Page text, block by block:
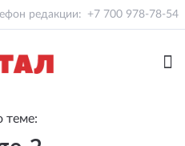
редакции: +7 700 978-78-54
теме: